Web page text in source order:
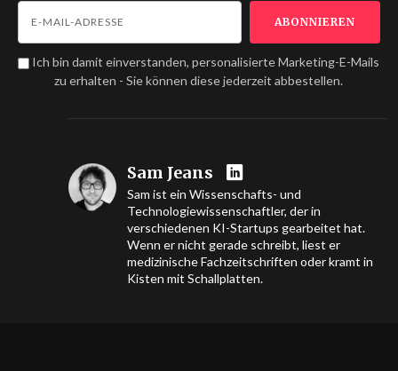
Ich bin damit einverstanden, personalisierte Marketing-E-Mails
zu erhalten - Sie können diese jederzeit abbestellen.
Sam Jeans
Sam ist ein Wissenschafts- und
Technologiewissenschaftler, der in
verschiedenen KI-Startups gearbeitet hat.
Wenn er nicht gerade schreibt, liest er
medizinische Fachzeitschriften oder kramt in
Kisten mit Schallplatten.